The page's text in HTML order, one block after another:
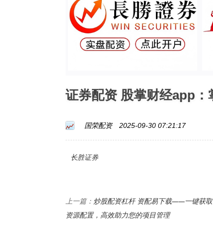
证券配资 股掌财经app
国荣配资 2025-09-30 07:21:17
长胜证券
上一篇： 炒股配资杠杆 资配易下载——一键获
资源配置，高效助力您的项目管理